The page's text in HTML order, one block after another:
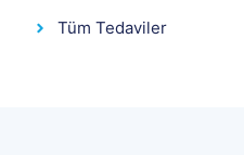
Tüm Tedaviler